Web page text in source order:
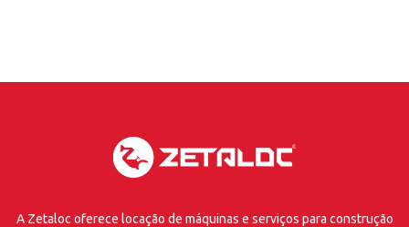
A Zetaloc oferece locação de máquinas e serviços para construção